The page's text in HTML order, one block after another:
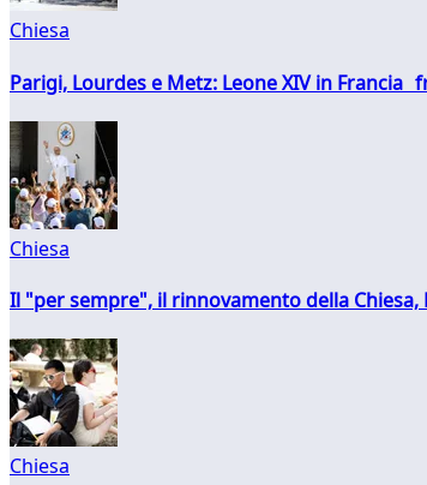
Chiesa
Parigi, Lourdes e Metz: Leone XIV in Francia
Chiesa
Il "per sempre", il rinnovamento della Chiesa,
Chiesa